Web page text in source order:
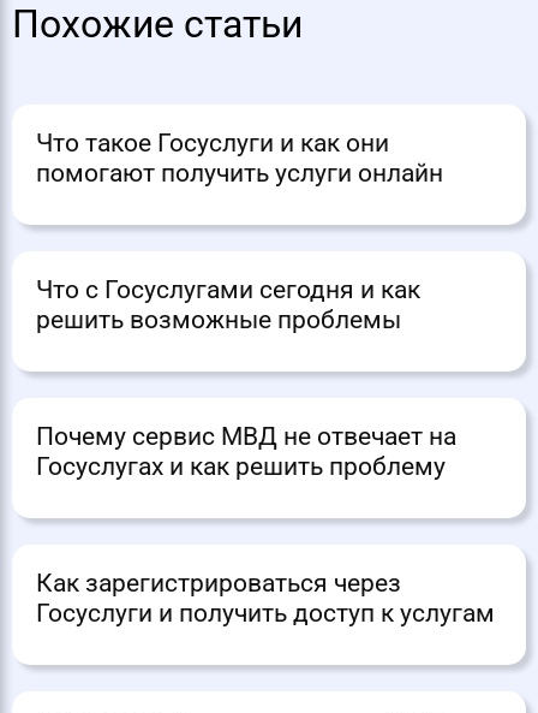
Похожие статьи
Что такое Госуслуги и как они
помогают получить услуги онлайн
Что с Госуслугами сегодня и как
решить возможные проблемы
Почему сервис МВД не отвечает на
Госуслугах и как решить проблему
Как зарегистрироваться через
Госуслуги и получить доступ к услугам